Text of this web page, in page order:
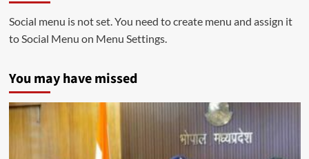
Social menu is not set. You need to create menu and assign it
to Social Menu on Menu Settings.
You may have missed